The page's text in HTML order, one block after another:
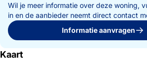
Wil je meer informatie over deze woning,
in en de aanbieder neemt direct contact
Informatie aanvragen
Kaart